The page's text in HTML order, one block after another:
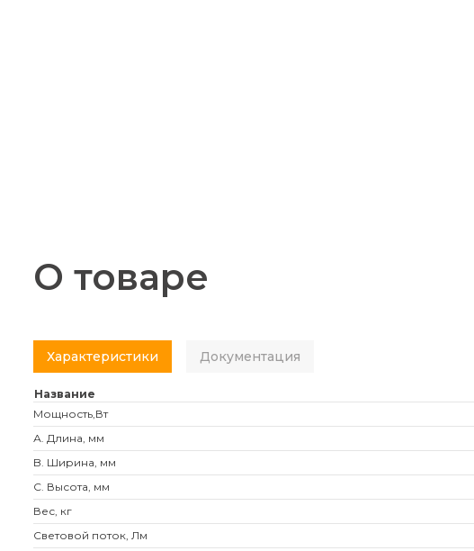
О товаре
Характеристики Документация
Название
Мощность,Вт
А. Длина, мм
B. Ширина, мм
C. Высота, мм
Вес, кг
Световой поток, Лм